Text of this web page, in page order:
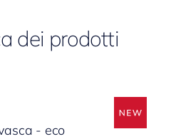
dei prodotti
- eco